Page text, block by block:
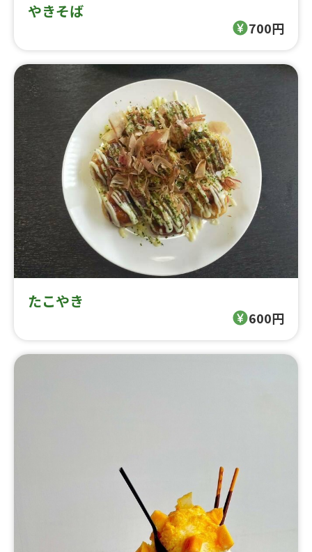
やきそば
700円
たこやき
600円